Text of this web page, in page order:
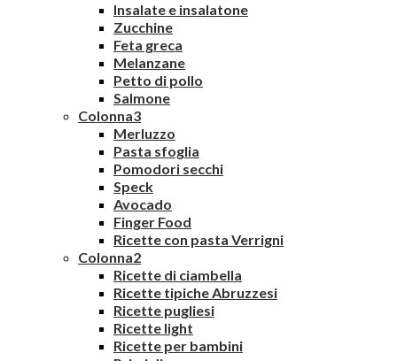
Insalate e insalatone
Zucchine
Feta greca
Melanzane
Petto di pollo
Salmone
Colonna3
Merluzzo
Pasta sfoglia
Pomodori secchi
Speck
Avocado
Finger Food
Ricette con pasta Verrigni
Colonna2
Ricette di ciambella
Ricette tipiche Abruzzesi
Ricette pugliesi
Ricette light
Ricette per bambini